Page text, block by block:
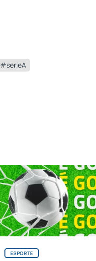
#serieA
ESPORTE